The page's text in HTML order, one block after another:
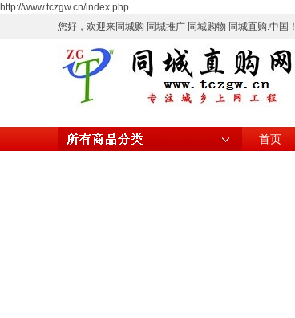
http://www.tczgw.cn/index.php
您好，欢迎来同城购 同城推广 同城购物 同城直购.中国！
所有商品分类 首页